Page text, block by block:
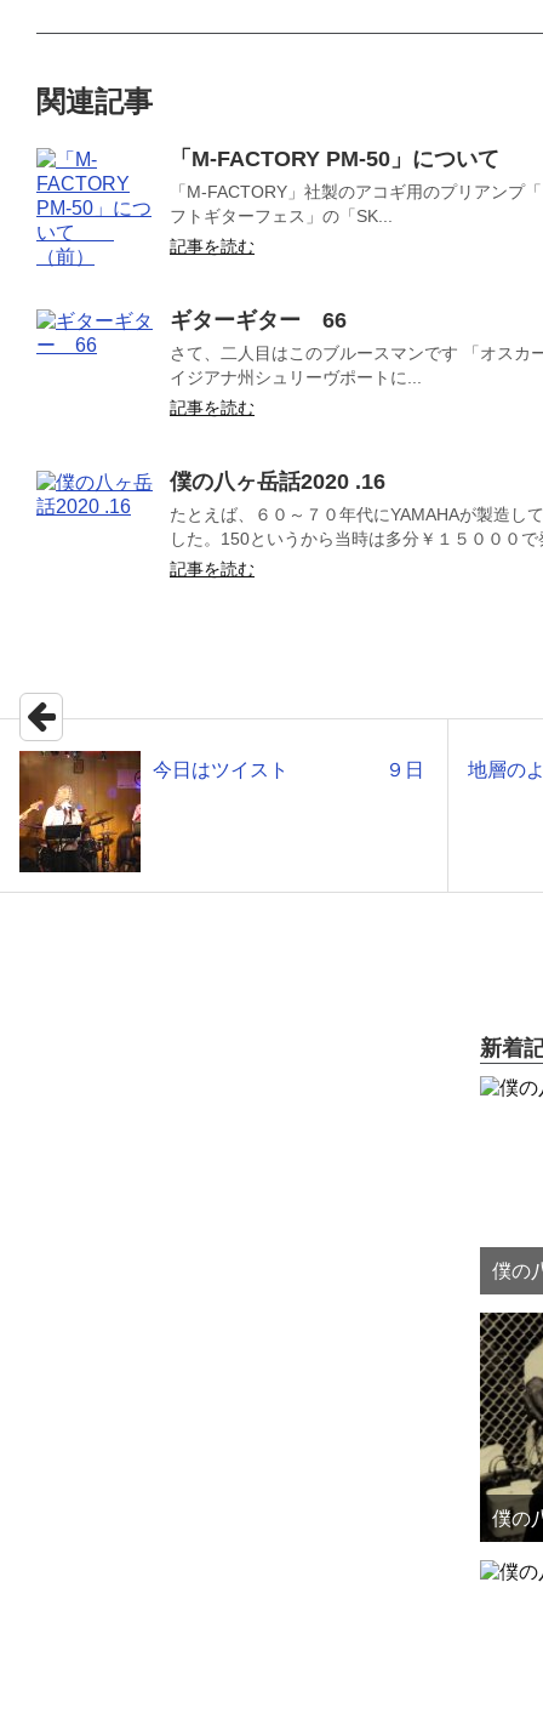
関連記事
「M-FACTORY PM-50」について
「M-FACTORY」社製のアコギ用のプリアンプ
フトギターフェス」の「SK...
記事を読む
ギターギター 66
さて、二人目はこのブルースマンです 「オス
イジアナ州シュリーヴポートに...
記事を読む
僕の八ヶ岳話2020 .16
たとえば、６０～７０年代にYAMAHAが製造し
した。150というから当時は多分￥１５０００
記事を読む
今日はツイスト ９日 地層
新着
僕の
僕の